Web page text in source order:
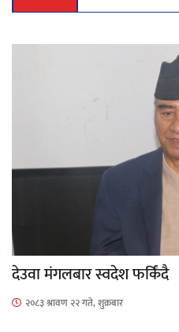
देउवा मंगलबार स्वदेश फर्किंदै
२०८३ श्रावण २२ गते, शुक्रबार